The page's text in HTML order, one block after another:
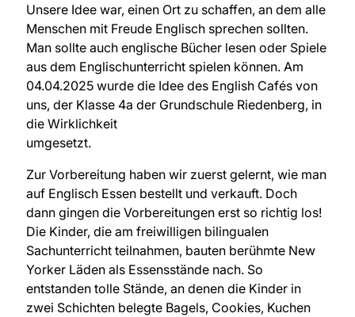
Unsere Idee war, einen Ort zu schaffen, an dem alle
Menschen mit Freude Englisch sprechen sollten.
Man sollte auch englische Bücher lesen oder Spiele
aus dem Englischunterricht spielen können. Am
04.04.2025 wurde die Idee des English Cafés von
uns, der Klasse 4a der Grundschule Riedenberg, in
die Wirklichkeit
umgesetzt.
Zur Vorbereitung haben wir zuerst gelernt, wie man
auf Englisch Essen bestellt und verkauft. Doch
dann gingen die Vorbereitungen erst so richtig los!
Die Kinder, die am freiwilligen bilingualen
Sachunterricht teilnahmen, bauten berühmte New
Yorker Läden als Essensstände nach. So
entstanden tolle Stände, an denen die Kinder in
zwei Schichten belegte Bagels, Cookies, Kuchen